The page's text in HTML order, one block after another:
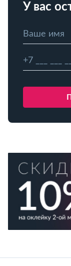
У вас